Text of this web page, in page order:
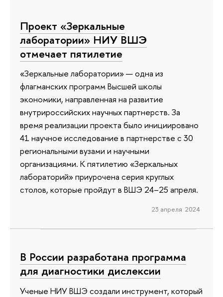
Проект «Зеркальные
лаборатории» НИУ ВШЭ
отмечает пятилетие
«Зеркальные лаборатории» — одна из
флагманских программ Высшей школы
экономики, направленная на развитие
внутрироссийских научных партнерств. За
время реализации проекта было инициировано
41 научное исследование в партнерстве с 30
региональными вузами и научными
организациями. К пятилетию «Зеркальных
лабораторий» приурочена серия круглых
столов, которые пройдут в ВШЭ 24–25 апреля.
23 апреля 2024
В России разработана программа
для диагностики дислексии
Ученые НИУ ВШЭ создали инструмент, который